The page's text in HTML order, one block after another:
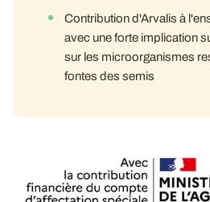
Contribution d'Arvalis à
avec une forte implication
sur les microorganismes
fontes des semis